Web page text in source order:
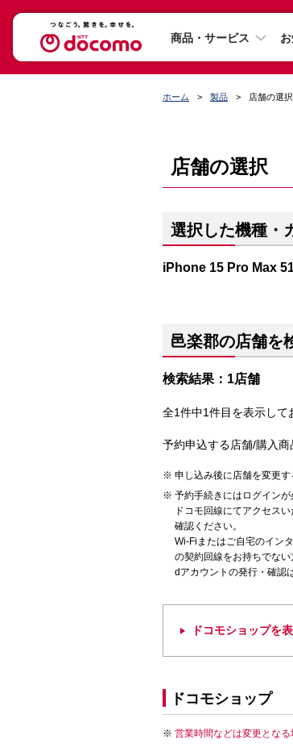
商品・サービス
ホーム 製品 店舗の選択
店舗の選択
選択した機種・
iPhone 15 Pro Max
邑楽郡の店舗を
検索結果：1店舗
全1件中1件目を表示して
予約申込する店舗/購入商
申し込み後に店舗を変更す
予約手続きにはログインが
ドコモ回線にてアクセス
確認ください。
Wi-Fiまたはご自宅のイン
の契約回線をお持ちでない
dアカウントの発行・確認
ドコモショップを
ドコモショップ
営業時間などは変更とな